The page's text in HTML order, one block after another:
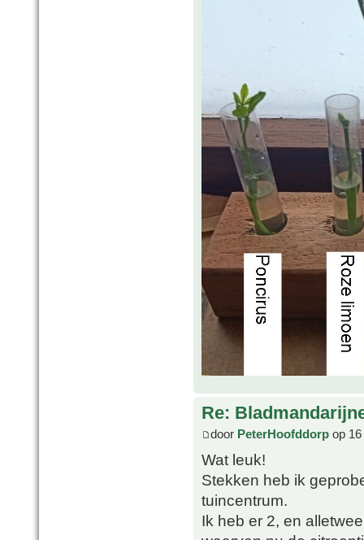
Re:
door PeterHoofddorp op
Wat leuk!
Stekken heb ik
tuincentrum.
Ik heb er 2, en